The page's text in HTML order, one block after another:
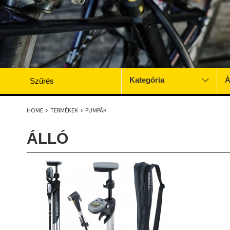
Szűrés Kategória
HOME TERMÉKEK PUMPÁK
ÁLLÓ